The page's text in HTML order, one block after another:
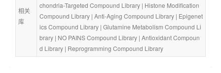
相关
库
chondria-Targeted Compound Library | Histone Modification
Compound Library | Anti-Aging Compound Library | Epigenet
ics Compound Library | Glutamine Metabolism Compound Li
brary | NO PAINS Compound Library | Antioxidant Compoun
d Library | Reprogramming Compound Library